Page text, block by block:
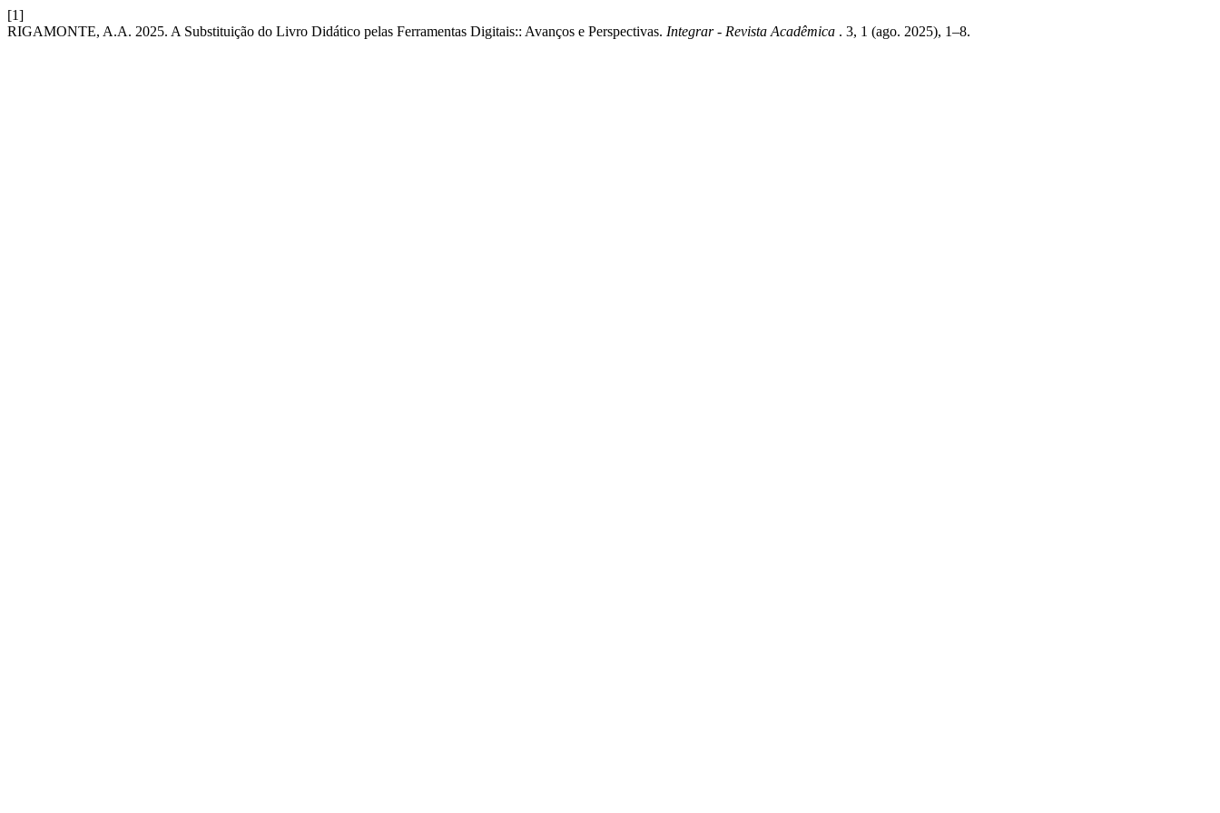
[1]
RIGAMONTE, A.A. 2025. A Substituição do Livro Didático pelas Ferramentas Digitais:: Avanços e Perspectivas. Integrar - Revista Acadêmica . 3, 1 (ago. 2025), 1–8.